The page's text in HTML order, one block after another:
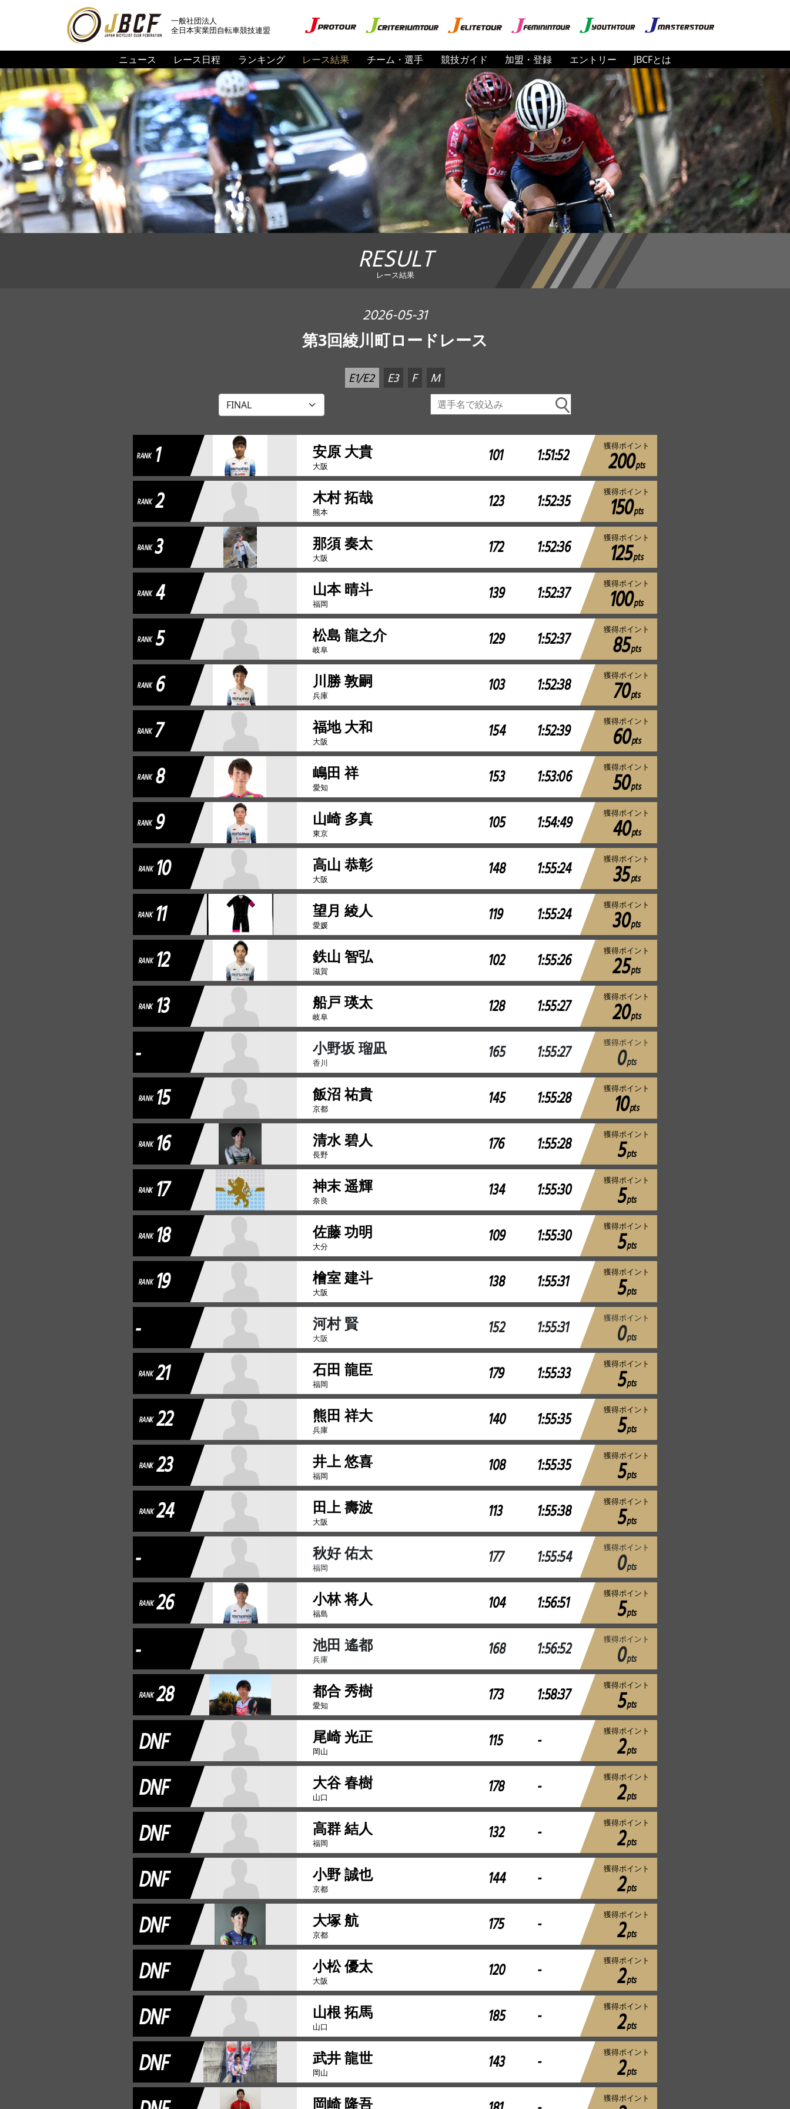
一般社団法人
全日本実業団自転車競技連盟
ニュース レース日程 ランキング レース結果 チーム・選手 競技ガイド 加盟・登録 エントリー JBCFとは
RESULT
レース結果
2026-05-31
第3回綾川町ロードレース
E1/E2 E3 F M
RANK 1 安原 大貴
大阪 101 1:51:52 獲得ポイント
200pts
RANK 2 木村 拓哉
熊本 123 1:52:35 獲得ポイント
150pts
RANK 3 那須 奏太
大阪 172 1:52:36 獲得ポイント
125pts
RANK 4 山本 晴斗
福岡 139 1:52:37 獲得ポイント
100pts
RANK 5 松島 龍之介
岐阜 129 1:52:37 獲得ポイント
85pts
RANK 6 川勝 敦嗣
兵庫 103 1:52:38 獲得ポイント
70pts
RANK 7 福地 大和
大阪 154 1:52:39 獲得ポイント
60pts
RANK 8 嶋田 祥
愛知 153 1:53:06 獲得ポイント
50pts
RANK 9 山崎 多真
東京 105 1:54:49 獲得ポイント
40pts
RANK 10 高山 恭彰
大阪 148 1:55:24 獲得ポイント
35pts
RANK 11 望月 綾人
愛媛 119 1:55:24 獲得ポイント
30pts
RANK 12 鉄山 智弘
滋賀 102 1:55:26 獲得ポイント
25pts
RANK 13 船戸 瑛太
岐阜 128 1:55:27 獲得ポイント
20pts
- 小野坂 瑠凪
香川 165 1:55:27 獲得ポイント
0pts
RANK 15 飯沼 祐貴
京都 145 1:55:28 獲得ポイント
10pts
RANK 16 清水 碧人
長野 176 1:55:28 獲得ポイント
5pts
RANK 17 神末 遥輝
奈良 134 1:55:30 獲得ポイント
5pts
RANK 18 佐藤 功明
大分 109 1:55:30 獲得ポイント
5pts
RANK 19 檜室 建斗
大阪 138 1:55:31 獲得ポイント
5pts
- 河村 賢
大阪 152 1:55:31 獲得ポイント
0pts
RANK 21 石田 龍臣
福岡 179 1:55:33 獲得ポイント
5pts
RANK 22 熊田 祥大
兵庫 140 1:55:35 獲得ポイント
5pts
RANK 23 井上 悠喜
福岡 108 1:55:35 獲得ポイント
5pts
RANK 24 田上 壽波
大阪 113 1:55:38 獲得ポイント
5pts
- 秋好 佑太
福岡 177 1:55:54 獲得ポイント
0pts
RANK 26 小林 将人
福島 104 1:56:51 獲得ポイント
5pts
- 池田 遙都
兵庫 168 1:56:52 獲得ポイント
0pts
RANK 28 都合 秀樹
愛知 173 1:58:37 獲得ポイント
5pts
DNF 尾崎 光正
岡山 115 - 獲得ポイント
2pts
DNF 大谷 春樹
山口 178 - 獲得ポイント
2pts
DNF 高群 結人
福岡 132 - 獲得ポイント
2pts
DNF 小野 誠也
京都 144 - 獲得ポイント
2pts
DNF 大塚 航
京都 175 - 獲得ポイント
2pts
DNF 小松 優太
大阪 120 - 獲得ポイント
2pts
DNF 山根 拓馬
山口 185 - 獲得ポイント
2pts
DNF 武井 龍世
岡山 143 - 獲得ポイント
2pts
岡崎 隆吾 獲得ポイント